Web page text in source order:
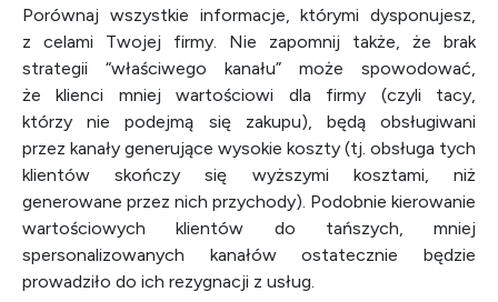
Porównaj wszystkie informacje, którymi dysponujesz,
z celami Twojej firmy. Nie zapomnij także, że brak
strategii “właściwego kanału” może spowodować,
że klienci mniej wartościowi dla firmy (czyli tacy,
którzy nie podejmą się zakupu), będą obsługiwani
przez kanały generujące wysokie koszty (tj. obsługa tych
klientów skończy się wyższymi kosztami, niż
generowane przez nich przychody). Podobnie kierowanie
wartościowych klientów do tańszych, mniej
spersonalizowanych kanałów ostatecznie będzie
prowadziło do ich rezygnacji z usług.